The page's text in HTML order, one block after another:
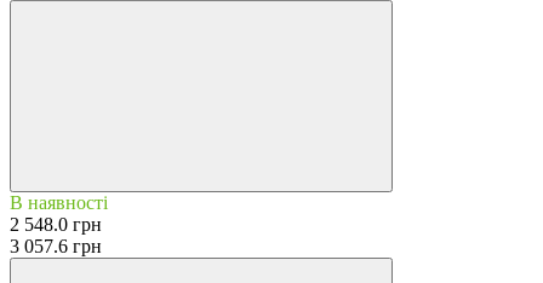
В наявності
2 548.0 грн
3 057.6 грн